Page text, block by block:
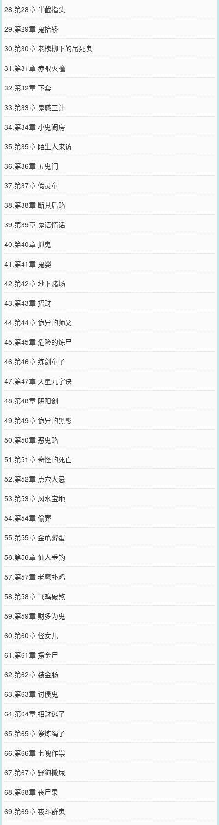
28.第28章 半截指头
29.第29章 鬼抬轿
30.第30章 老槐柳下的吊死鬼
31.第31章 赤眼火瞳
32.第32章 下套
33.第33章 鬼惑三计
34.第34章 小鬼闹房
35.第35章 陌生人来访
36.第36章 五鬼门
37.第37章 假灵童
38.第38章 断其后路
39.第39章 鬼语情话
40.第40章 抓鬼
41.第41章 鬼婴
42.第42章 地下赌场
43.第43章 招财
44.第44章 诡异的师父
45.第45章 危险的炼尸
46.第46章 练剑童子
47.第47章 天星九字诀
48.第48章 阴阳剑
49.第49章 诡异的黑影
50.第50章 恶鬼路
51.第51章 奇怪的死亡
52.第52章 点穴大忌
53.第53章 风水宝地
54.第54章 偷葬
55.第55章 金龟孵蛋
56.第56章 仙人垂钓
57.第57章 老鹰扑鸡
58.第58章 飞鸡破煞
59.第59章 财多为鬼
60.第60章 怪女儿
61.第61章 摆金尸
62.第62章 装金肠
63.第63章 讨债鬼
64.第64章 招财逃了
65.第65章 祭炼绳子
66.第66章 七魄作祟
67.第67章 野狗撒尿
68.第68章 丧尸果
69.第69章 夜斗群鬼